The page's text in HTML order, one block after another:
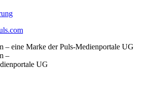
– eine Marke der Puls-Medienportale UG
–
UG